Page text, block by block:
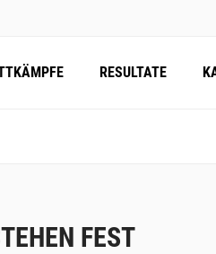
RESULTATE
FEST